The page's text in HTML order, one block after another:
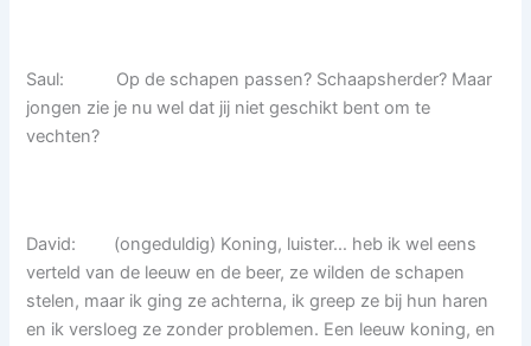
Saul: Op de schapen passen? Schaapsherder? Maar
jongen zie je nu wel dat jij niet geschikt bent om te
vechten?
David: (ongeduldig) Koning, luister… heb ik wel eens
verteld van de leeuw en de beer, ze wilden de schapen
stelen, maar ik ging ze achterna, ik greep ze bij hun haren
en ik versloeg ze zonder problemen. Een leeuw koning, en